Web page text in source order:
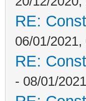
RE:
06/01/
RE:
- 08/01/